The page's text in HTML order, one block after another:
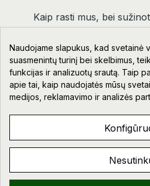
Kaip rasti mus, bei
paspaudus
Taikos pr. 111-
+370 678
AUPRE.LT © 2023 - 2026.
Naudojame slapukus, kad svetainė
suasmenintų turinį bei skelbimus,
funkcijas ir analizuotų srautą. Taip
apie tai, kaip naudojatės mūsų
medijos, reklamavimo ir analizės